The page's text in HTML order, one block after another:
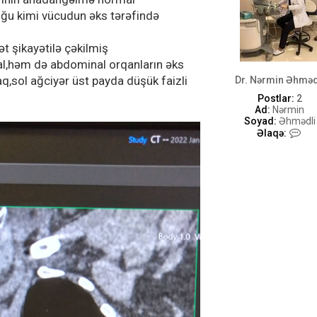
Dr. Nərmin
Postlar: 2
Ad: Nərmin
Soyad: Əhmədli
Əlaqə:
kimi vücudun əks tərəfində
şikayətilə çəkilmiş
də abdominal orqanların əks
ağciyər üst payda düşük faizli